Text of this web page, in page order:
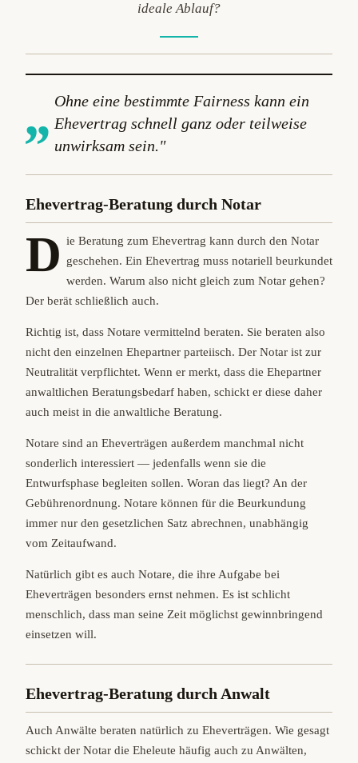
ideale Ablauf?
„ Ohne eine bestimmte Fairness kann ein
Ehevertrag schnell ganz oder teilweise
unwirksam sein."
Ehevertrag-Beratung durch Notar
D ie Beratung zum Ehevertrag kann durch den Notar
geschehen. Ein Ehevertrag muss notariell beurkundet
werden. Warum also nicht gleich zum Notar gehen?
Der berät schließlich auch.
Richtig ist, dass Notare vermittelnd beraten. Sie beraten also
nicht den einzelnen Ehepartner parteiisch. Der Notar ist zur
Neutralität verpflichtet. Wenn er merkt, dass die Ehepartner
anwaltlichen Beratungsbedarf haben, schickt er diese daher
auch meist in die anwaltliche Beratung.
Notare sind an Eheverträgen außerdem manchmal nicht
sonderlich interessiert — jedenfalls wenn sie die
Entwurfsphase begleiten sollen. Woran das liegt? An der
Gebührenordnung. Notare können für die Beurkundung
immer nur den gesetzlichen Satz abrechnen, unabhängig
vom Zeitaufwand.
Natürlich gibt es auch Notare, die ihre Aufgabe bei
Eheverträgen besonders ernst nehmen. Es ist schlicht
menschlich, dass man seine Zeit möglichst gewinnbringend
einsetzen will.
Ehevertrag-Beratung durch Anwalt
Auch Anwälte beraten natürlich zu Eheverträgen. Wie gesagt
schickt der Notar die Eheleute häufig auch zu Anwälten,